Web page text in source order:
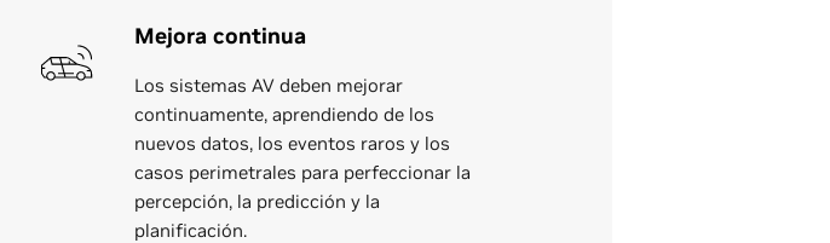
Mejora continua
Los sistemas AV deben mejorar
continuamente, aprendiendo de los
nuevos datos, los eventos raros y los
casos perimetrales para perfeccionar la
percepción, la predicción y la
planificación.